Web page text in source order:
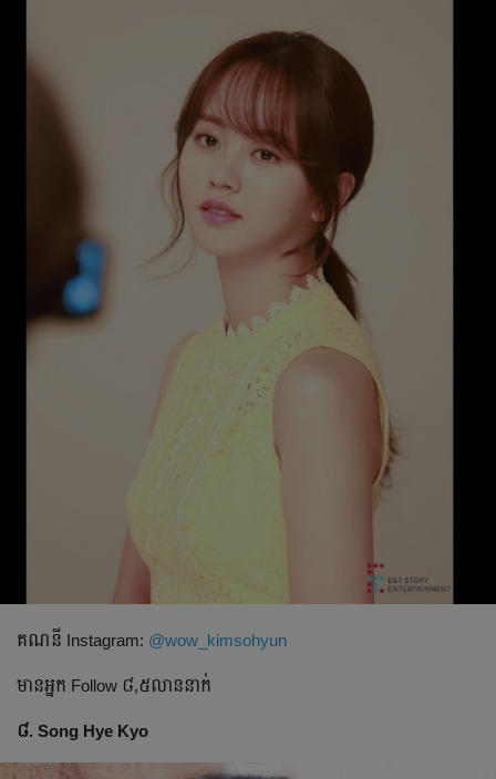
គណនី​ Instagram: @wow_kimsohyun
មានអ្នក​ Follow​ ៨,៥លាននាក់
៨. Song Hye Kyo